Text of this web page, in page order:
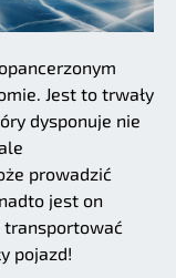
Jest to trwały
dysponuje nie
prowadzić
jest on
transportować
pojazd!